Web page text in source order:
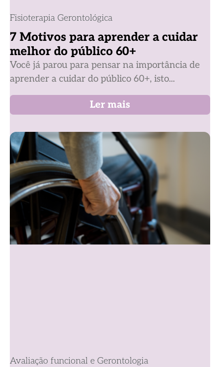
Fisioterapia Gerontológica
7 Motivos para aprender a cuidar
melhor do público 60+
Você já parou para pensar na importância de
aprender a cuidar do público 60+, isto...
Ler mais
Avaliação funcional e Gerontologia